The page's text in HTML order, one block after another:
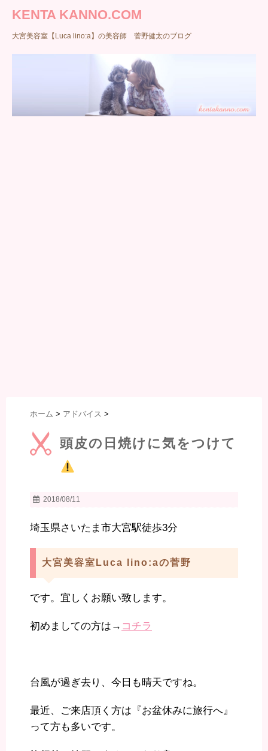
KENTA KANNO.COM
大宮美容室【Luca lino:a】の美容師 菅野健太のブログ
ホーム > アドバイス >
頭皮の日焼けに気をつけて
2018/08/11
埼玉県さいたま市大宮駅徒歩3分
大宮美容室Luca lino:aの菅野
です。宜しくお願い致します。
初めましての方は→ コチラ
台風が過ぎ去り、今日も晴天ですね。
最近、ご来店頂く方は『お盆休みに旅行へ』
って方も多いです。